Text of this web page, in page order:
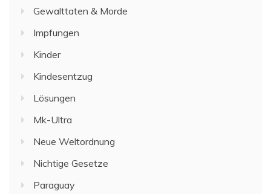
Gewalttaten & Morde
Impfungen
Kinder
Kindesentzug
Lösungen
Mk-Ultra
Neue Weltordnung
Nichtige Gesetze
Paraguay